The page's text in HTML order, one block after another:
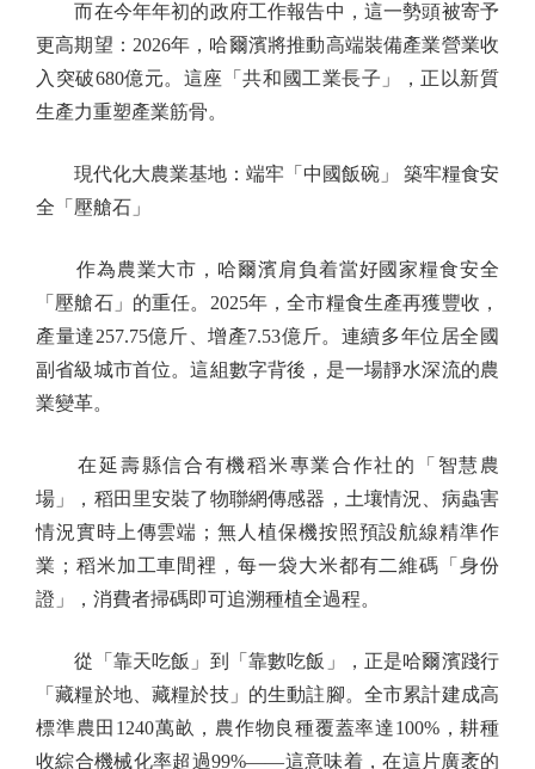
而在今年年初的政府工作報告中，這一勢頭被寄予
更高期望：2026年，哈爾濱將推動高端裝備產業營業收
入突破680億元。這座「共和國工業長子」，正以新質
生產力重塑產業筋骨。
現代化大農業基地：端牢「中國飯碗」 築牢糧食安
全「壓艙石」
作為農業大市，哈爾濱肩負着當好國家糧食安全
「壓艙石」的重任。2025年，全市糧食生產再獲豐收，
產量達257.75億斤、增產7.53億斤。連續多年位居全國
副省級城市首位。這組數字背後，是一場靜水深流的農
業變革。
在延壽縣信合有機稻米專業合作社的「智慧農
場」，稻田里安裝了物聯網傳感器，土壤情況、病蟲害
情況實時上傳雲端；無人植保機按照預設航線精準作
業；稻米加工車間裡，每一袋大米都有二維碼「身份
證」，消費者掃碼即可追溯種植全過程。
從「靠天吃飯」到「靠數吃飯」，正是哈爾濱踐行
「藏糧於地、藏糧於技」的生動註腳。全市累計建成高
標準農田1240萬畝，農作物良種覆蓋率達100%，耕種
收綜合機械化率超過99%——這意味着，在這片廣袤的